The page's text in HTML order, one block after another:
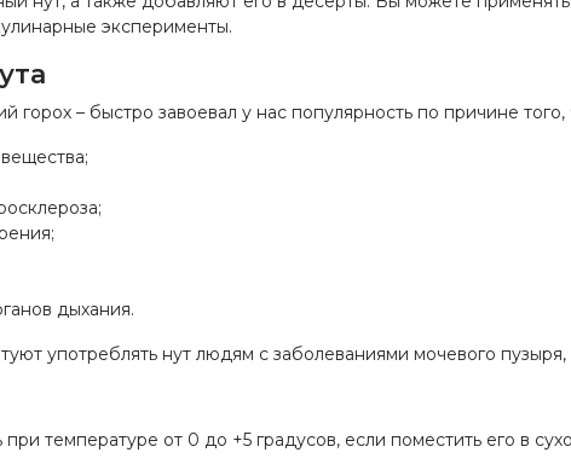
эксперименты.
горох – быстро завоевал у нас популярность по причине
дыхания.
употреблять нут людям с заболеваниями мочевого
температуре от 0 до +5 градусов, если поместить его в